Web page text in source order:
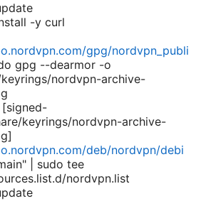
-y curl
gpg/nordvpn_publi
gpg --dearmor -o
nordvpn-archive-
keyrings/nordvpn-archive-
deb/nordvpn/debi
| sudo tee
nordvpn.list